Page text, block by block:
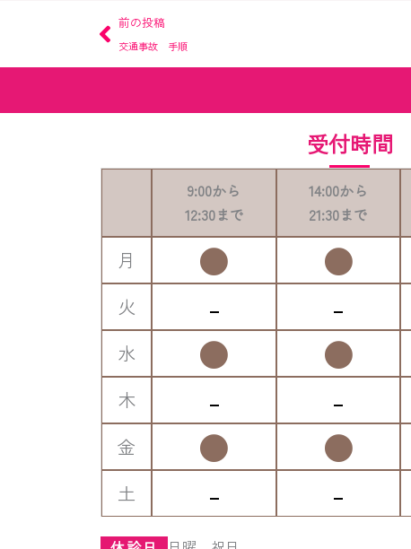
Prev
前の投稿
交通事故 手順
受付時間
9:00から
12:30まで
14:00から
21:30まで
月 ● ●
火 - -
水 ● ●
木 - -
金 ● ●
土 - -